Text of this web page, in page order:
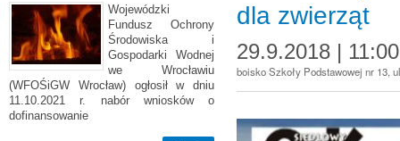
Wojewódzki
Fundusz Ochrony
Środowiska i
Gospodarki Wodnej
we Wrocławiu
(WFOŚiGW Wrocław) ogłosił w dniu
11.10.2021 r. nabór wniosków o
dofinansowanie
dla zwierząt
29.9.2018 | 11:00
boisko Szkoły Podstawowej nr 13,